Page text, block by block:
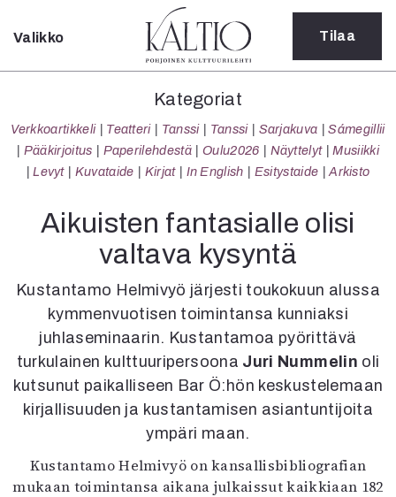
Sulje
Kategoriat
Verkkoartikkeli
Teatteri
Tanssi
Sarjakuva
Sámegillii
Pääkirjoitus
Oulu2026
Näyttelyt
Musiikki
Levyt
Kuvataide
Kirjat
In English
Esitystaide
Arkisto
Valikko Tilaa
Kategoriat
Verkkoartikkeli Teatteri Tanssi Tanssi Sarjakuva
Sámegillii
Pääkirjoitus
Paperilehdestä Oulu2026 Näyttelyt
Musiikki
Levyt
Kuvataide Kirjat In English Esitystaide Arkisto
Aikuisten fantasialle olisi
valtava kysyntä
Kustantamo Helmivyö järjesti toukokuun alussa
kymmenvuotisen toimintansa kunniaksi
juhlaseminaarin. Kustantamoa pyörittävä
turkulainen kulttuuripersoona Juri Nummelin oli
kutsunut paikalliseen Bar Ö:hön keskustelemaan
kirjallisuuden ja kustantamisen asiantuntijoita
ympäri maan.
Kustantamo Helmivyö on kansallisbibliografian
mukaan toimintansa aikana julkaissut kaikkiaan 182